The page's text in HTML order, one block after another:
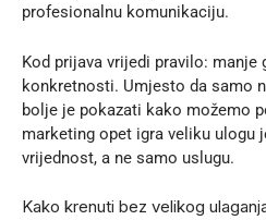
profesionalnu komunikaciju.
Kod prijava vrijedi pravilo: manje
konkretnosti. Umjesto da samo
bolje je pokazati kako možemo
marketing opet igra veliku ulogu
vrijednost, a ne samo uslugu.
Kako krenuti bez velikog